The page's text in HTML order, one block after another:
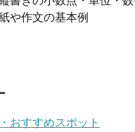
や作文の基本例
おすすめスポット